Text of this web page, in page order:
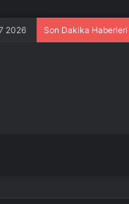
2026 Son Dakika Haberleri